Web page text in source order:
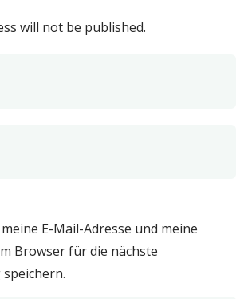
will not be published.
E-Mail-Adresse und meine
Browser für die nächste